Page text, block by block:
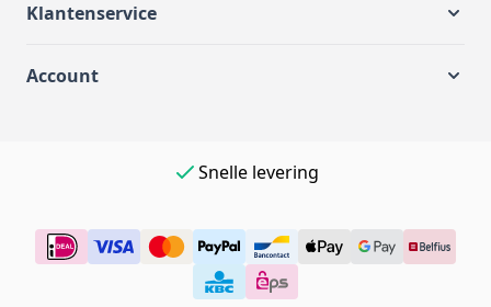
Klantenservice
Account
Eenvoudig online betalen